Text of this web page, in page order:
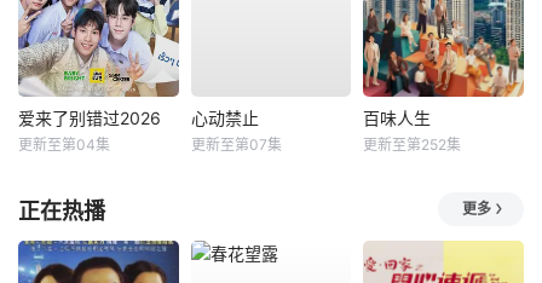
爱来了别错过2026
更新至第04集
心动禁止
更新至第07集
百味人生
更新至第252集
正在热播 更多